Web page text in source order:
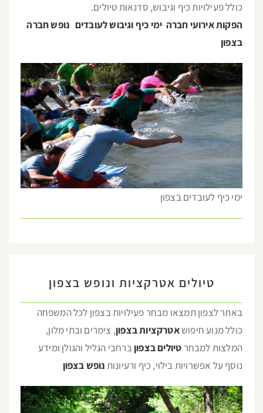
כולל פעילויות כיף וגיבוש, סדנאות טיולים.
הפקות אירועי חברה ימי כיף וגיבוש לעובדים נופש חברה
בצפון
ימי כיף לעובדים בצפון
טיולים אטרקציות ונופש בצפון
באתר לצפון תמצאו מבחר פעילויות בצפון לכל המשפחה
כולל מנוע חיפושאטרקציות בצפון, צימרים ובתי מלון,
המלצות למבחרטיולים בצפוןברחבי הגליל והגולן ומידע
נוסף על אפשרויות בילוי, כיף ורעיונותנופש בצפון